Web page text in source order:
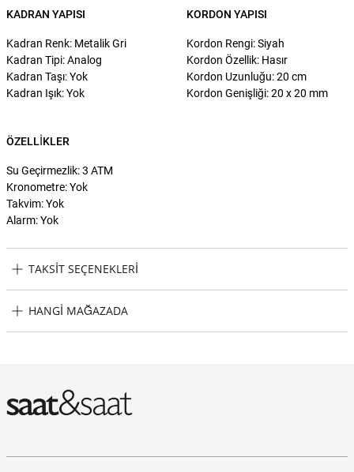
KADRAN YAPISI
Kadran Renk: Metalik Gri
Kadran Tipi: Analog
Kadran Taşı: Yok
Kadran Işık: Yok
KORDON YAPISI
Kordon Rengi: Siyah
Kordon Özellik: Hasır
Kordon Uzunluğu: 20 cm
Kordon Genişliği: 20 x 20 mm
ÖZELLIKLER
Su Geçirmezlik: 3 ATM
Kronometre: Yok
Takvim: Yok
Alarm: Yok
TAKSIT SEÇENEKLERI
HANGI MAĞAZADA